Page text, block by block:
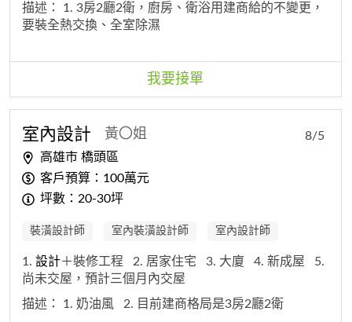
描述： 1. 3房2廳2衛，廚房、衛浴用建商給的不變更，
要裝全熱交換、全室除濕
我要接單
室內設計 黃〇姐
高雄市 橋頭區
客戶預算：100萬元
坪數：20-30坪
8/5
裝潢設計師 室內裝潢設計師 室內設計師
1.設計＋裝修工程 2. 居家住宅 3. 大廈 4. 新成屋
5.
尚未交屋，預計三個月內交屋
描述： 1. 奶油風 2. 目前建商格局是3房2廳2衛